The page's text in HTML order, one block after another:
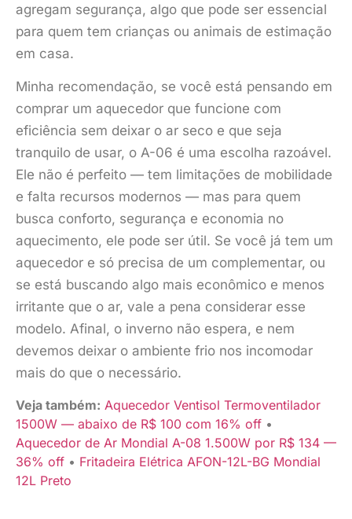
agregam segurança, algo que pode ser essencial
para quem tem crianças ou animais de estimação
em casa.
Minha recomendação, se você está pensando em
comprar um aquecedor que funcione com
eficiência sem deixar o ar seco e que seja
tranquilo de usar, o A-06 é uma escolha razoável.
Ele não é perfeito — tem limitações de mobilidade
e falta recursos modernos — mas para quem
busca conforto, segurança e economia no
aquecimento, ele pode ser útil. Se você já tem um
aquecedor e só precisa de um complementar, ou
se está buscando algo mais econômico e menos
irritante que o ar, vale a pena considerar esse
modelo. Afinal, o inverno não espera, e nem
devemos deixar o ambiente frio nos incomodar
mais do que o necessário.
Veja também: Aquecedor Ventisol Termoventilador
1500W — abaixo de R$ 100 com 16% off •
Aquecedor de Ar Mondial A-08 1.500W por R$ 134 —
36% off • Fritadeira Elétrica AFON-12L-BG Mondial
12L Preto